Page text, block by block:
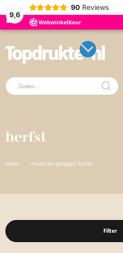
9,6
90 Reviews
Producten
zoeken
herfst
Home · Producten getagged “herfst”
Filter